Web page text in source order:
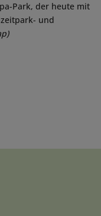
Park, der heute mit
und